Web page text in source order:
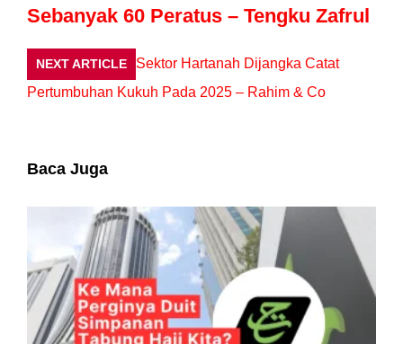
Sebanyak 60 Peratus – Tengku Zafrul
NEXT ARTICLE
Sektor Hartanah Dijangka Catat
Pertumbuhan Kukuh Pada 2025 – Rahim & Co
Baca Juga